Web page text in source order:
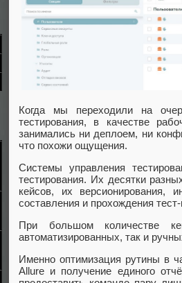
Когда мы переходили на
тестирования, в качестве
занимались ни деплоем, ни
что похожи ощущения.
Системы управления
тестирования. Их десятки
кейсов, их версионирования,
составления и прохождения
При большом количестве
автоматизированных, так и
Именно оптимизация рутины в
Allure и получение единого